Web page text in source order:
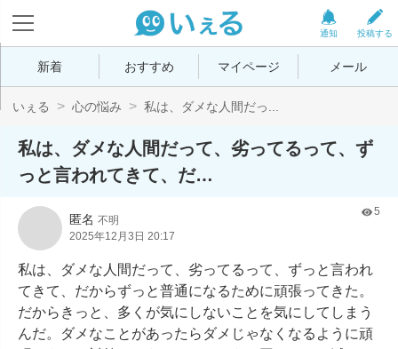
投稿する
通知
新着 おすすめ マイページ メール
いぇる 心の悩み 私は、ダメな人間だっ...
私は、ダメな人間だって、劣ってるって、ず
っと言われてきて、だ…
匿名 不明
2025年12月3日 20:17
5
私は、ダメな人間だって、劣ってるって、ずっと言われ
てきて、だからずっと普通になるために頑張ってきた。
だからきっと、多くが気にしないことを気にしてしまう
んだ。ダメなことがあったらダメじゃなくなるように頑